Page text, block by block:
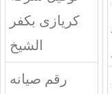
كريازى بكفر
الشيخ
رقم صيانه